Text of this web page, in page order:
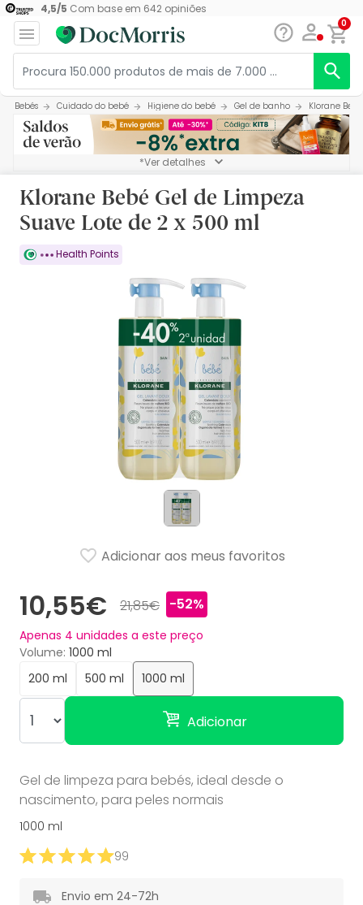
4,5/5 Com base em 642opiniões
0
Bebés Cuidado do bebé Higiene do bebé Gel de banho Klorane
*Ver detalhes
Klorane Bebé Gel de Limpeza
Suave Lote de 2 x 500 ml
Health Points
10,55€ 21,85€ -52%
Apenas 4 unidades a este preço
Volume 1000 ml
200 ml
500 ml 1000 ml
Adicionar
Adicionar aos meus favoritos
Gel de limpeza para bebés, ideal desde o
nascimento, para peles normais
1000 ml
99
Envio em 24-72h